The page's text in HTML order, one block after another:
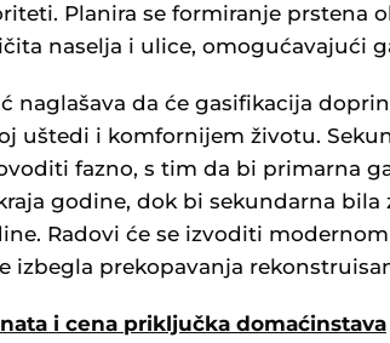
Planira se formiranje prstena
naselja i ulice, omogućavajući
naglašava da će gasifikacija
uštedi i komfornijem životu.
fazno, s tim da bi primarna
godine, dok bi sekundarna bila
Radovi će se izvoditi
izbegla prekopavanja
i cena priključka domaćinstava